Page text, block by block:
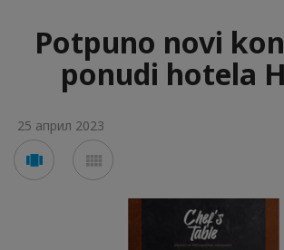
Potpuno novi
ponudi hotela
25 април 2023
Voir
en
en